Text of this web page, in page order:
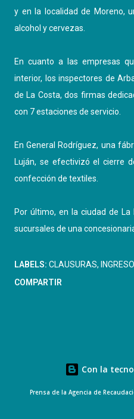
y en la localidad de Moreno,
alcohol y cervezas.
En cuanto a las empresas
interior, los inspectores de
de La Costa, dos firmas
con 7 estaciones de servicio.
En General Rodríguez, una
Luján, se efectivizó el cierre
confección de textiles.
Por último, en la ciudad de
sucursales de una
LABELS: CLAUSURAS
COMPARTIR
Con la
Prensa de la Agencia de